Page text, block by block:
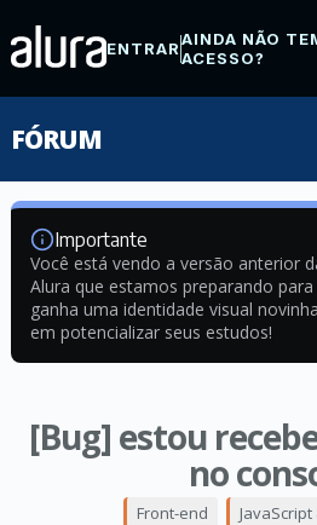
ENTRARAINDA NÃO
ACESSO?
FÓRUM
Importante
Você está vendo a versão anterior
Alura que estamos preparando
ganha uma identidade visual
em potencializar seus estudos!
[Bug] estou
no
Front-end